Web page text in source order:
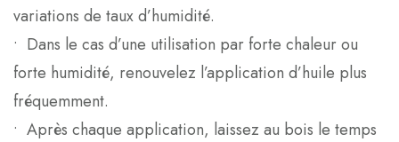
variations de taux d’humidité.
• Dans le cas d’une utilisation par forte chaleur ou
forte humidité, renouvelez l’application d’huile plus
fréquemment.
• Après chaque application, laissez au bois le temps